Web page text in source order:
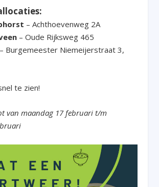
– Achthoevenweg 2A
– Oude Rijksweg 465
– Burgemeester Niemeijerstraat 3,
te zien!
van maandag 17 februari t/m